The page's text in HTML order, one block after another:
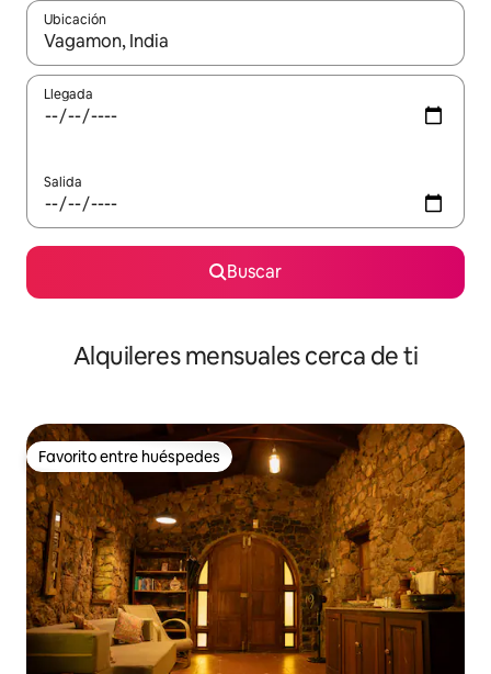
Ubicación
Cuando los resultados estén disponibles, navega con las
Llegada
Salida
Buscar
Alquileres mensuales cerca de ti
Favorito entre huéspedes
Favorito entre huéspedes